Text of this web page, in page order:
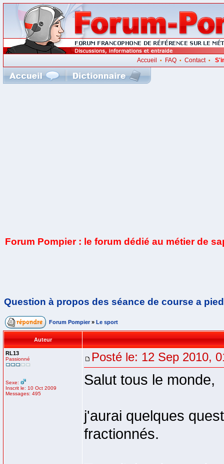
Accueil • FAQ• Contact•
Forum Pompier : le forum dédié au métier de
Question à propos des séance de course a
Forum Pompier » Le sport
Auteur
RL13
Passionné
Sexe:
Inscrit le: 10 Oct 2009
Messages: 495
Posté le: 12 Sep 2010,
Salut tous le monde,
j'aurai quelques
fractionnés.